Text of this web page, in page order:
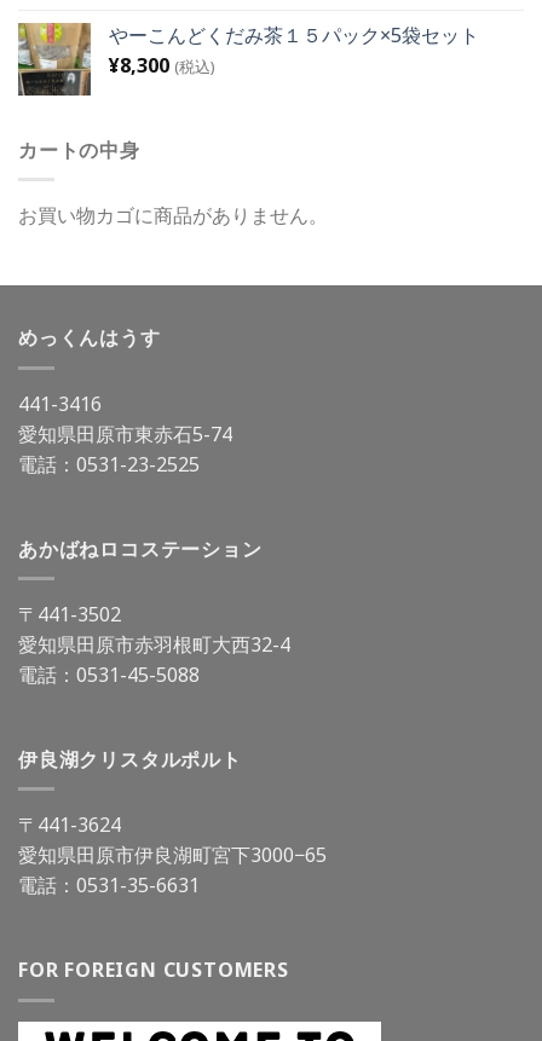
やーこんどくだみ茶１５パック×5袋セット
¥8,300 (税込)
カートの中身
お買い物カゴに商品がありません。
めっくんはうす
441-3416
愛知県田原市東赤石5-74
電話： 0531-23-2525
あかばねロコステーション
〒441-3502
愛知県田原市赤羽根町大西32-4
電話： 0531-45-5088
伊良湖クリスタルポルト
〒441-3624
愛知県田原市伊良湖町宮下3000−65
電話： 0531-35-6631
FOR FOREIGN CUSTOMERS